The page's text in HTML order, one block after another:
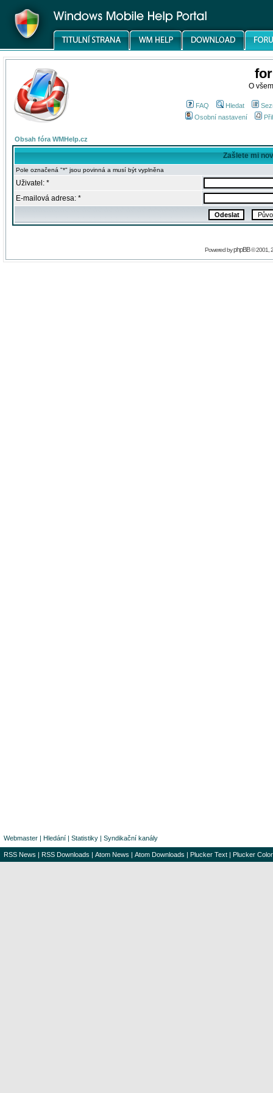
O
FAQ Hledat
Osobní nastavení
Obsah fóra WMHelp.cz
Zašlete mi
Pole označená "*" jsou povinná a musí být vyplněna
Uživatel: *
E-mailová adresa: *
Powered byphpBB© 2001,
Webmaster | Hledání | Statistiky | Syndikační kanály
RSS News | RSS Downloads | Atom News | Atom Downloads | Plucker Text | Plucker Color